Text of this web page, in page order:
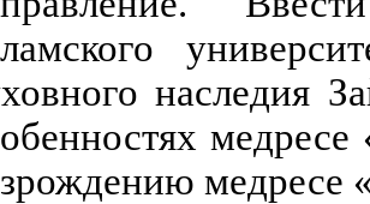
наследия
медресе